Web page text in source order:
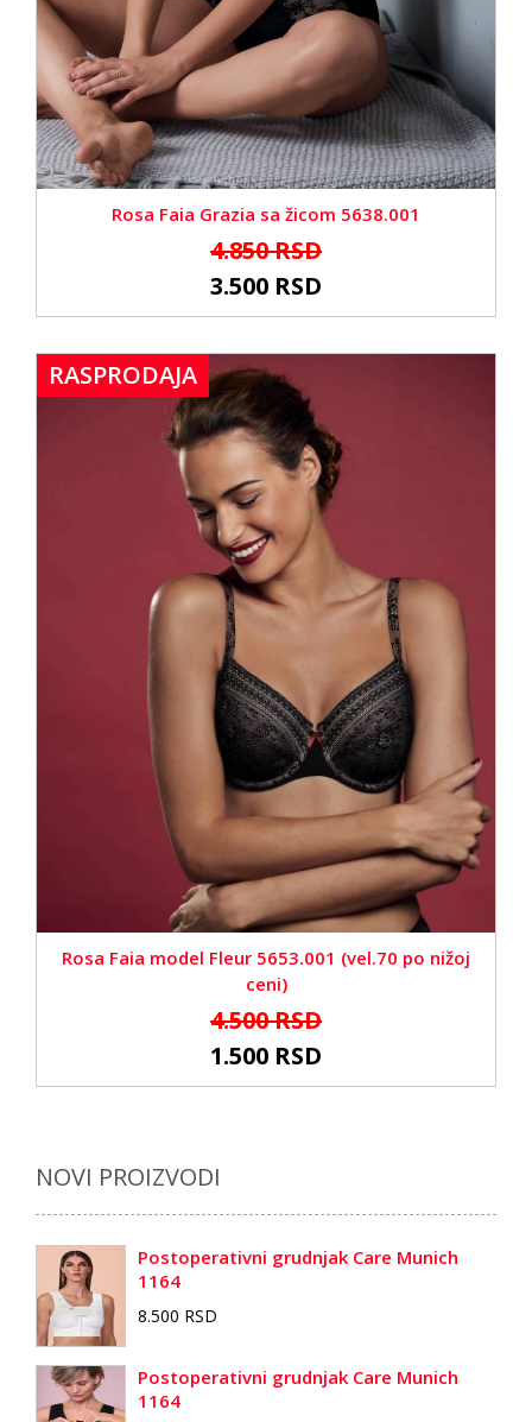
Rosa Faia Grazia sa žicom 5638.001
4.850 RSD
3.500 RSD
RASPRODAJA
Rosa Faia model Fleur 5653.001 (vel.70 po nižoj
ceni)
4.500 RSD
1.500 RSD
NOVI PROIZVODI
Postoperativni grudnjak Care Munich
1164
8.500 RSD
Postoperativni grudnjak Care Munich
1164